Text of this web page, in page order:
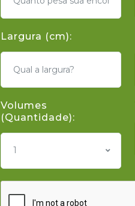
Largura (cm):
Volumes
(Quantidade):
1